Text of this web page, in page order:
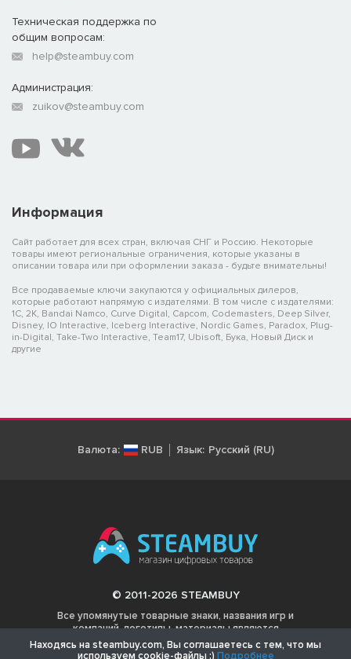
Информация
Сайт работает для всех стран, включая СНГ и Россию. Некоторые
товары имеют региональные ограничения, которые указаны в
описании товара или при оформлении заказа - будьте внимательны!
Все продаваемые ключи закупаются у официальных дилеров,
которые работают напрямую с издателями. В том числе с издателями:
1C, 2K, Bandai Namco, Curve Digital, Capcom, Codemasters, Deep Silver,
Disney, IO Interactive, Iceberg Interactive, Nordic Games, Paradox, Plug-
in-Digital, Take-Two Interactive, Team17, Ubisoft, Бука, Новый Диск и
другие
Техническая поддержка по
общим вопросам:
help@steambuy.com
Администрация:
zuikov@steambuy.com
Валюта: RUB Язык: Русский (RU)
© 2011-2026 STEAMBUY
Все упомянутые товарные знаки, названия игр и
компаний, логотипы, материалы являются
собственностью соответствующих владельцев.
Находясь на steambuy.com, Вы соглашаетесь с тем, что мы
используем cookie-файлы :) Подробнее